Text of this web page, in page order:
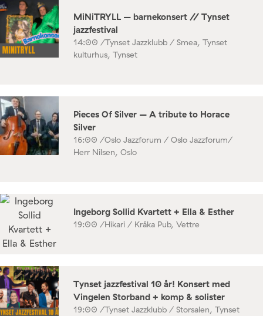
MiNiTRYLL – barnekonsert // Tynset
jazzfestival
14:00 /Tynset Jazzklubb / Smea, Tynset
kulturhus, Tynset
Pieces Of Silver – A tribute to Horace
Silver
16:00 /Oslo Jazzforum / Oslo Jazzforum/
Herr Nilsen, Oslo
Ingeborg Sollid Kvartett + Ella & Esther
19:00 /Hikari / Kråka Pub, Vettre
Tynset jazzfestival 10 år! Konsert med
Vingelen Storband + komp & solister
19:00 /Tynset Jazzklubb / Storsalen, Tynset